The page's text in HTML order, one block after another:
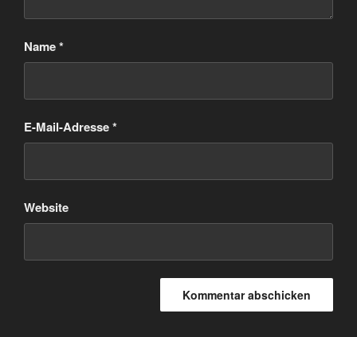
Name*
E-Mail-Adresse*
Website